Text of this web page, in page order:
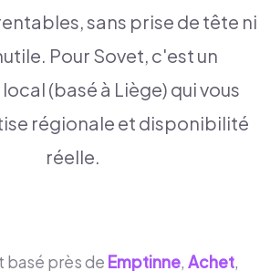
sans prise de tête ni
Pour Sovet, c'est un
(basé à Liège) qui vous
régionale et disponibilité
réelle.
basé près de Emptinne, Achet,